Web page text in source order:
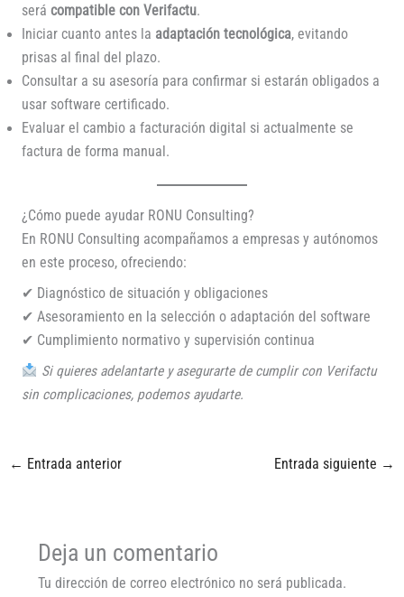
será compatible con Verifactu.
Iniciar cuanto antes la adaptación tecnológica, evitando
prisas al final del plazo.
Consultar a su asesoría para confirmar si estarán obligados a
usar software certificado.
Evaluar el cambio a facturación digital si actualmente se
factura de forma manual.
¿Cómo puede ayudar RONU Consulting?
En RONU Consulting acompañamos a empresas y autónomos
en este proceso, ofreciendo:
✔ Diagnóstico de situación y obligaciones
✔ Asesoramiento en la selección o adaptación del software
✔ Cumplimiento normativo y supervisión continua
Si quieres adelantarte y asegurarte de cumplir con Verifactu
sin complicaciones, podemos ayudarte.
← Entrada anterior Entrada siguiente →
Deja un comentario
Tu dirección de correo electrónico no será publicada.